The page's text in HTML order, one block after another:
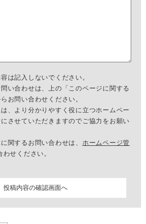
は記入しないでください。
い合わせは、上の「このページに関する
お問い合わせください。
、より分かりやすく役に立つホームペー
させていただきますのでご協力をお願い
関するお問い合わせは、 ホームページ管
せください。